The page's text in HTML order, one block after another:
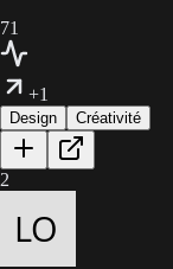
71
+1
Design Créativité
2